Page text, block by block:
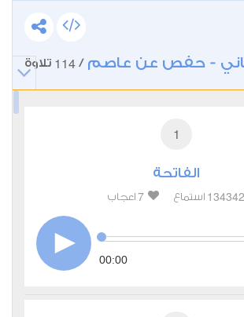
- حفص عن عاصم /
114 تلاوة
1
الفاتحة
134342 استماع 7 اعجاب
00:00